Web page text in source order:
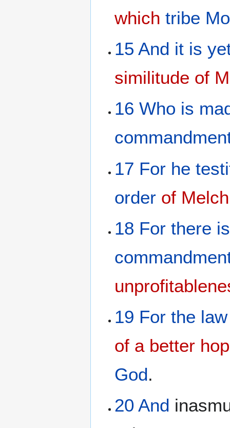
which tribe
15 And it is
similitude of
16 Who is
17 For he
order of
18 For there is
19 For the law
of a better
God.
20 And